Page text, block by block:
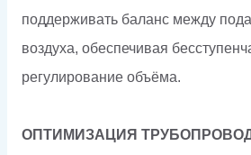
поддерживать баланс между
воздуха, обеспечивая
регулирование объёма.
ОПТИМИЗАЦИЯ